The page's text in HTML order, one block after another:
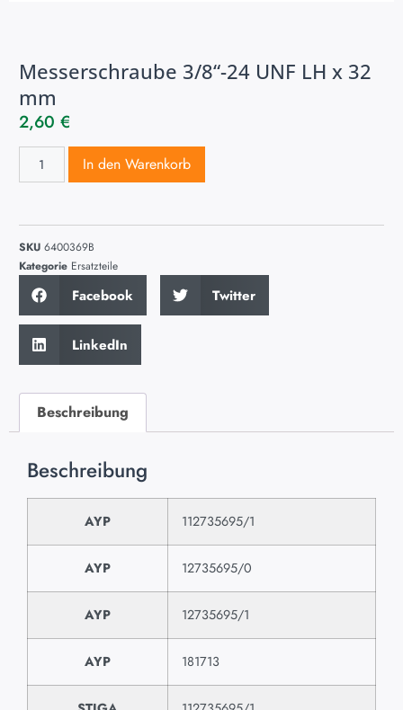
Messerschraube 3/8“-24 UNF LH x 32
mm
2,60 €
In den Warenkorb
SKU 6400369B
Kategorie Ersatzteile
Facebook Twitter
LinkedIn
Beschreibung
Beschreibung
AYP 112735695/1
AYP 12735695/0
AYP 12735695/1
AYP 181713